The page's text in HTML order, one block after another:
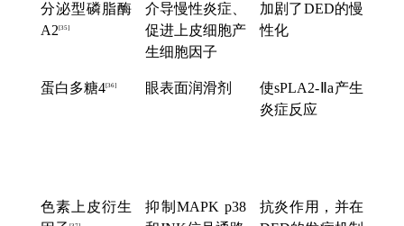
分泌型磷脂酶
A2 [35]
介导慢性炎症、
促进上皮细胞产
生细胞因子
加剧了DED的慢
性化
蛋白多糖4[36] 眼表面润滑剂 使sPLA2- Ⅱa产生
炎症反应
色素上皮衍生
抑制MAPK p38
抗炎作用，并在